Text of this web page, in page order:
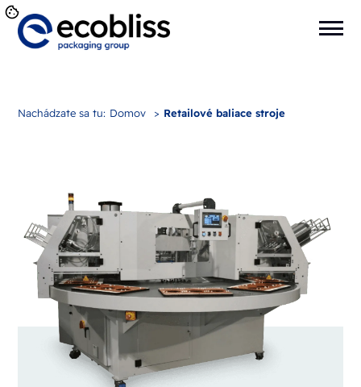
Nachádzate sa tu: Domov > Retailové baliace stroje